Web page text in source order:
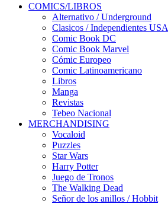
COMICS/LIBROS
Alternativo / Underground
Clasicos / Independientes USA
Comic Book DC
Comic Book Marvel
Cómic Europeo
Comic Latinoamericano
Libros
Manga
Revistas
Tebeo Nacional
MERCHANDISING
Vocaloid
Puzzles
Star Wars
Harry Potter
Juego de Tronos
The Walking Dead
Señor de los anillos / Hobbit